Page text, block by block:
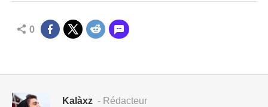
0
Kalàxz - Rédacteur